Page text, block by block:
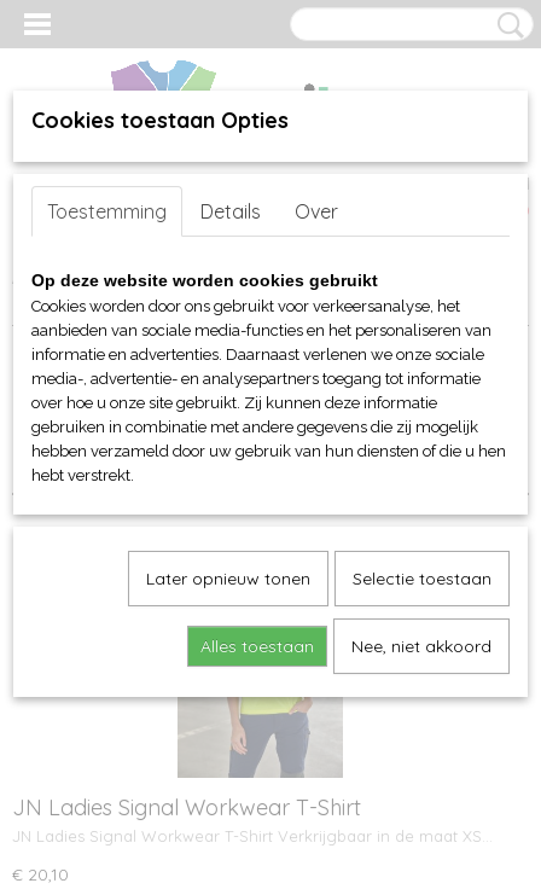
Inloggen Registreren
(0)
Home >webshop>Per merk >James & Nicholson
T-shirts
Sorteer op:
1 2 »
JN Ladies Signal Workwear T-Shirt
JN Ladies Signal Workwear T-Shirt Verkrijgbaar in de maat XS…
€ 20,10
Cookies toestaan Opties
Toestemming Details Over
Op deze website worden cookies gebruikt
Cookies worden door ons gebruikt voor verkeersanalyse, het
aanbieden van sociale media-functies en het personaliseren van
informatie en advertenties. Daarnaast verlenen we onze sociale
media-, advertentie- en analysepartners toegang tot informatie
over hoe u onze site gebruikt. Zij kunnen deze informatie
gebruiken in combinatie met andere gegevens die zij mogelijk
hebben verzameld door uw gebruik van hun diensten of die u hen
hebt verstrekt.
Later opnieuw tonen Selectie toestaan
Alles toestaan Nee, niet akkoord